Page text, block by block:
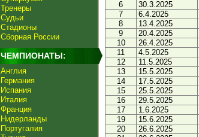
Тренеры
Судьи
Стадионы
Сборная России
ЧЕМПИОНАТЫ:
Англия
Германия
Испания
Италия
Франция
Нидерланды
Португалия
6
30.3.2025
7
6.4.2025
8
13.4.2025
9
20.4.2025
10
26.4.2025
11
4.5.2025
12
11.5.2025
13
15.5.2025
14
17.5.2025
15
25.5.2025
16
29.5.2025
17
1.6.2025
19
15.6.2025
20
26.6.2025